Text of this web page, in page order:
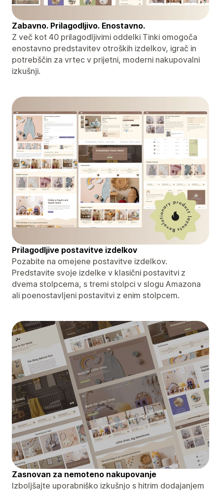
Zabavno. Prilagodljivo. Enostavno.
Z več kot 40 prilagodljivimi oddelki Tinki omogoča
enostavno predstavitev otroških izdelkov, igrač in
potrebščin za vrtec v prijetni, moderni nakupovalni
izkušnji.
Prilagodljive postavitve izdelkov
Pozabite na omejene postavitve izdelkov.
Predstavite svoje izdelke v klasični postavitvi z
dvema stolpcema, s tremi stolpci v slogu Amazona
ali poenostavljeni postavitvi z enim stolpcem.
Zasnovan za nemoteno nakupovanje
Izboljšajte uporabniško izkušnjo s hitrim dodajanjem